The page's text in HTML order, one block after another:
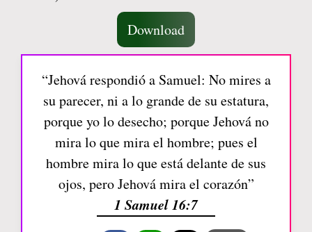
Download
“Jehová respondió a Samuel: No mires a
su parecer, ni a lo grande de su estatura,
porque yo lo desecho; porque Jehová no
mira lo que mira el hombre; pues el
hombre mira lo que está delante de sus
ojos, pero Jehová mira el corazón”
1 Samuel 16:7